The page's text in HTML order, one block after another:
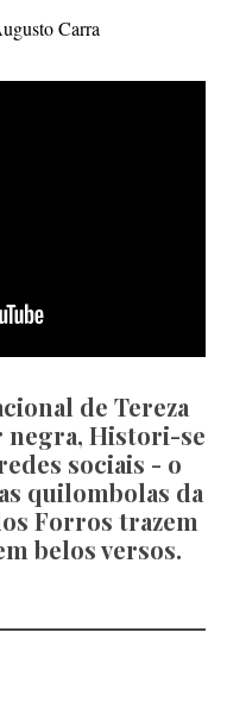
Carra
de Tereza
negra, Histori-se
sociais - o
quilombolas da
Forros trazem
belos versos.